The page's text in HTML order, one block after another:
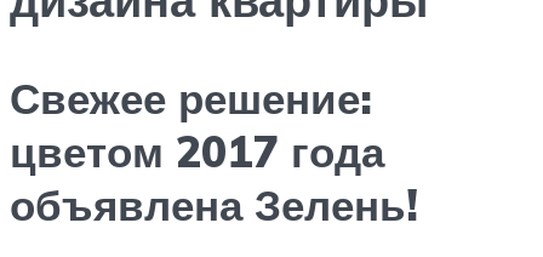
Свежее решение:
цветом 2017 года
объявлена Зелень!